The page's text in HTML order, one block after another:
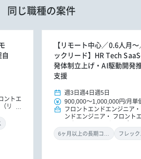
同じ職種の案件
ントエ
リー
【リモート中心／0.6人月
ックリード】HR Tech
発体制立上げ・AI駆動開発
支援
週3日 週4日 週5日
900,000～1,000,000円/月単
フロントエンドエンジニア
ンドエンジニア
フロント
ニア）
機械学習・AIエンジ
フレック